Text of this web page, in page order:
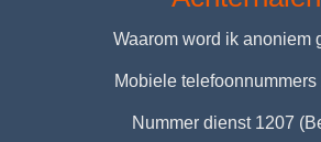
Waarom word ik anoniem
Mobiele
Nummer dienst 1207